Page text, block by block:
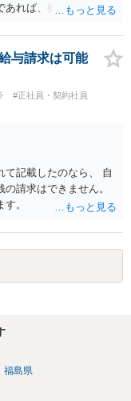
あれば、被告の主張が
りませんと言えば終わ
与請求は可能
#正社員・契約社員
て記載したのなら、 自
請求はできません。
。
福島県